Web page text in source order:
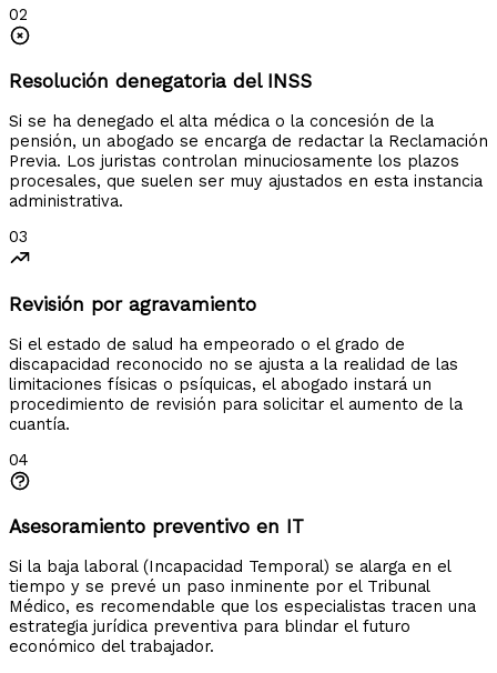
02
Resolución denegatoria del INSS
Si se ha denegado el alta médica o la concesión de la
pensión, un abogado se encarga de redactar la Reclamación
Previa. Los juristas controlan minuciosamente los plazos
procesales, que suelen ser muy ajustados en esta instancia
administrativa.
03
Revisión por agravamiento
Si el estado de salud ha empeorado o el grado de
discapacidad reconocido no se ajusta a la realidad de las
limitaciones físicas o psíquicas, el abogado instará un
procedimiento de revisión para solicitar el aumento de la
cuantía.
04
Asesoramiento preventivo en IT
Si la baja laboral (Incapacidad Temporal) se alarga en el
tiempo y se prevé un paso inminente por el Tribunal
Médico, es recomendable que los especialistas tracen una
estrategia jurídica preventiva para blindar el futuro
económico del trabajador.